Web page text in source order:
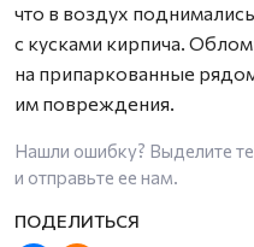
что в воздух
с кусками кирпича.
на припаркованные
им повреждения.
Нашли ошибку? Выделите
и отправьте ее нам.